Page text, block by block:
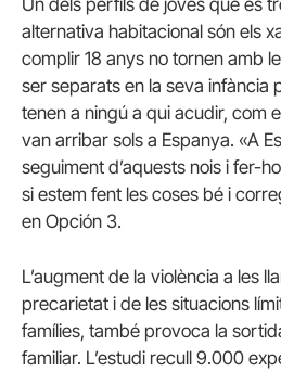
alternativa habitacional són els
complir 18 anys no tornen amb
ser separats en la seva infància
tenen a ningú a qui acudir, com
van arribar sols a Espanya. «A
seguiment d’aquests nois i fer-
si estem fent les coses bé i
en Opción 3.
L’augment de la violència a les
precarietat i de les situacions
famílies, també provoca la
familiar. L’estudi recull 9.000